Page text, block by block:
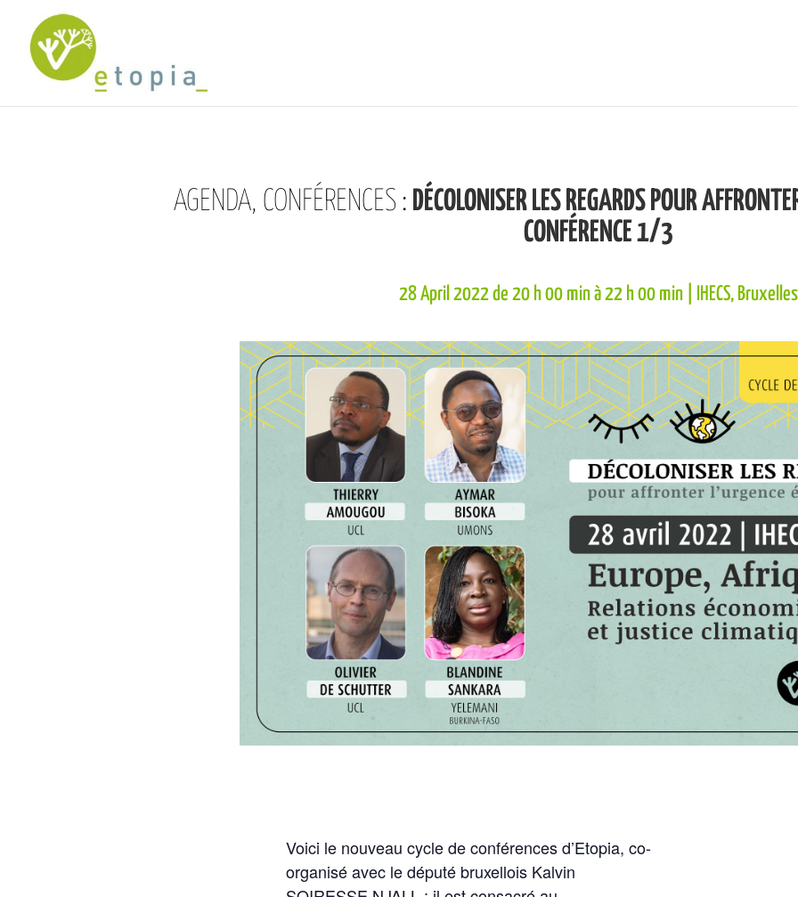
AGENDA, CONFÉRENCES : DÉCOLONISER LES REGARDS POUR
CONFÉRENCE 1/3
28 April 2022 de 20 h 00 minà22 h 00 min | IHECS, Bruxelles
Voici le nouveau cycle de conférences d’Etopia, co-
organisé avec le député bruxellois Kalvin